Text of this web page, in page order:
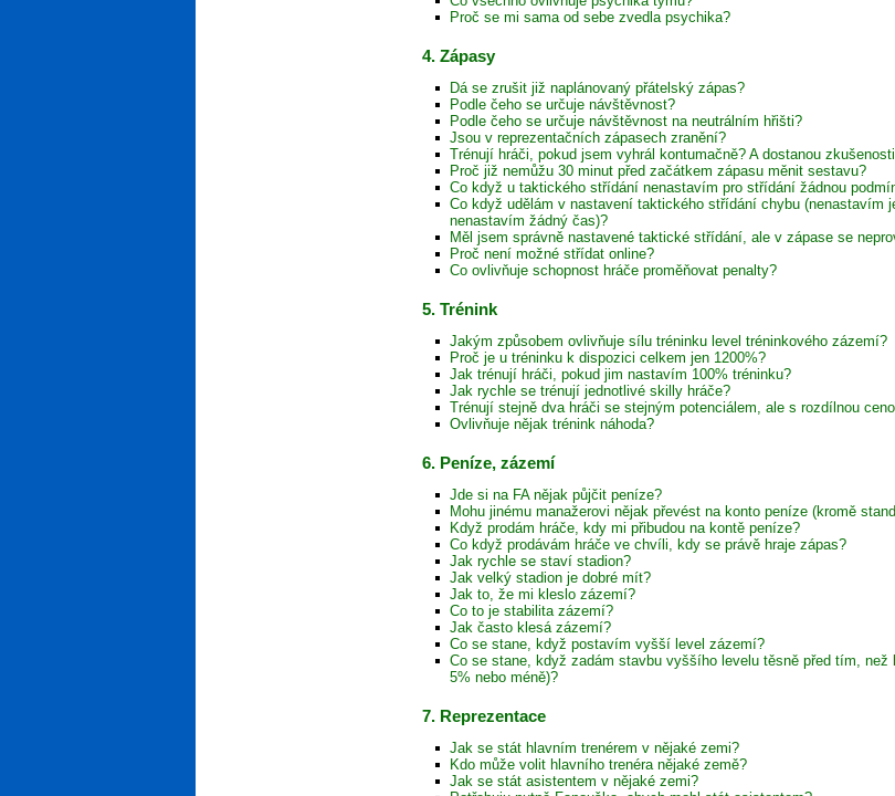
Proč se mi sama od sebe zvedla psychika?
4. Zápasy
Dá se zrušit již naplánovaný přátelský zápas?
Podle čeho se určuje návštěvnost?
Podle čeho se určuje návštěvnost na neutrálním hřišti?
Jsou v reprezentačních zápasech zranění?
Trénují hráči, pokud jsem vyhrál kontumačně? A dostanou
Proč již nemůžu 30 minut před začátkem zápasu měnit sestavu?
Co když u taktického střídání nenastavím pro střídání žádnou
Co když udělám v nastavení taktického střídání chybu (nenastavím
nenastavím žádný čas)?
Měl jsem správně nastavené taktické střídání, ale v zápase se
Proč není možné střídat online?
Co ovlivňuje schopnost hráče proměňovat penalty?
5. Trénink
Jakým způsobem ovlivňuje sílu tréninku level tréninkového zázemí?
Proč je u tréninku k dispozici celkem jen 1200%?
Jak trénují hráči, pokud jim nastavím 100% tréninku?
Jak rychle se trénují jednotlivé skilly hráče?
Trénují stejně dva hráči se stejným potenciálem, ale s rozdílnou
Ovlivňuje nějak trénink náhoda?
6. Peníze, zázemí
Jde si na FA nějak půjčit peníze?
Mohu jinému manažerovi nějak převést na konto peníze (kromě
Když prodám hráče, kdy mi přibudou na kontě peníze?
Co když prodávám hráče ve chvíli, kdy se právě hraje zápas?
Jak rychle se staví stadion?
Jak velký stadion je dobré mít?
Jak to, že mi kleslo zázemí?
Co to je stabilita zázemí?
Jak často klesá zázemí?
Co se stane, když postavím vyšší level zázemí?
Co se stane, když zadám stavbu vyššího levelu těsně před tím,
5% nebo méně)?
7. Reprezentace
Jak se stát hlavním trenérem v nějaké zemi?
Kdo může volit hlavního trenéra nějaké země?
Jak se stát asistentem v nějaké zemi?